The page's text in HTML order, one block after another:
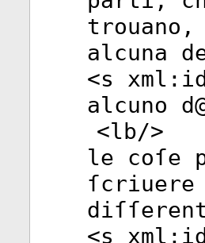
trouano,
alcuna
<s
alcuno
<lb/>
le coſe
<s